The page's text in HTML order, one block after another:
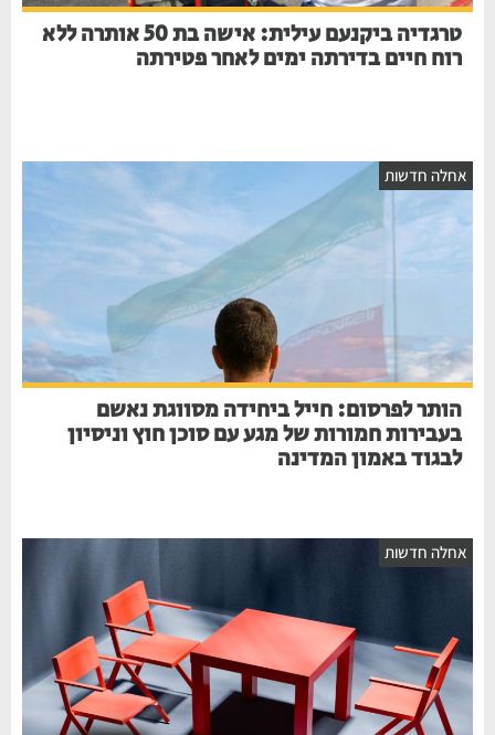
טרגדיה ביקנעם עילית: אישה בת 50 אותרה ללא
רוח חיים בדירתה ימים לאחר פטירתה
אחלה חדשות
הותר לפרסום: חייל ביחידה מסווגת נאשם
בעבירות חמורות של מגע עם סוכן חוץ וניסיון
לבגוד באמון המדינה
אחלה חדשות